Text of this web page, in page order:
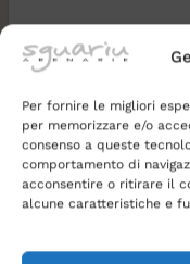
Per fornire le migliori
per memorizzare e/o
consenso a queste
comportamento di
acconsentire o ritirare il
alcune caratteristiche e